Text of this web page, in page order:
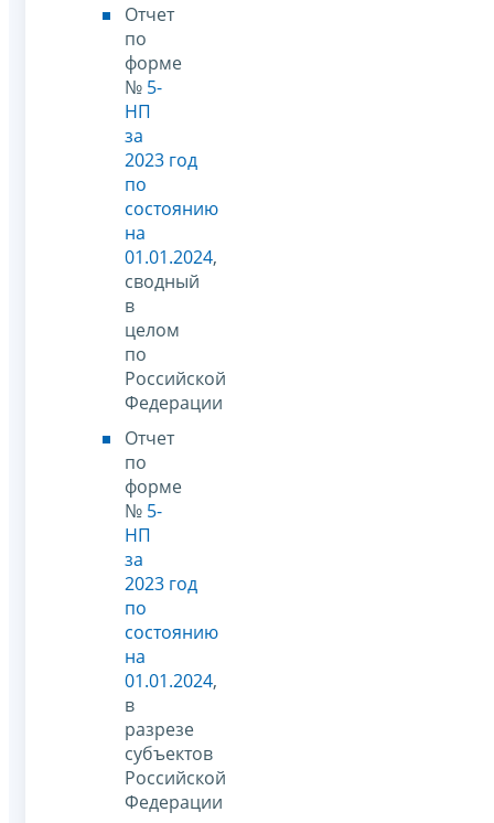
Отчет
по
форме
№ 5-
НП
за
2023 год
по
состоянию
на
01.01.2024,
сводный
в
целом
по
Российской
Федерации
Отчет
по
форме
№ 5-
НП
за
2023 год
по
состоянию
на
01.01.2024,
в
разрезе
субъектов
Российской
Федерации